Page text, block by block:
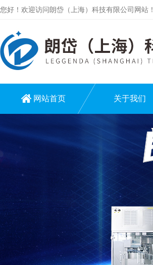
您好！欢迎访问朗岱（上海）科技有限公司网站！
网站首页 关于我们